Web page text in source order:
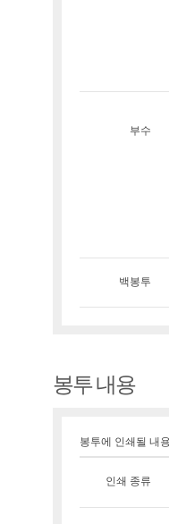
부수
백봉투
봉투 내용
봉투에 인쇄될 내
인쇄 종류